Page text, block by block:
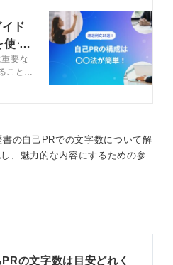
を両立しました」と、具体
。
プロセス標準化のスキルは、
り、早期に貴社の営業効率向
性を示しましょう。
でも内容の濃い、魅力的な自
ド
使う
要な
こと
が作
は例文
の自己PRでの文字数について解
、魅力的な内容にするための参
の文字数は目安どれく